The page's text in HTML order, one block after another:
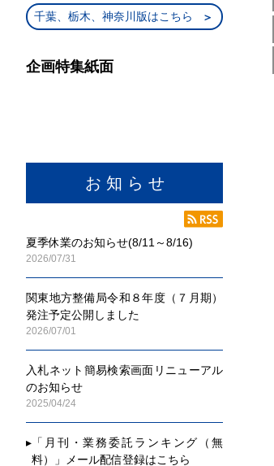
千葉、栃木、神奈川版はこちら
企画特集紙面
お 知 ら せ
夏季休業のお知らせ(8/11～8/16)
2026/07/31
関東地方整備局令和８年度（７月期）
発注予定公開しました
2026/07/01
入札ネット簡易検索画面リニューアル
のお知らせ
2025/04/24
▸ 「月刊・業務委託ランキング（無
料）」メール配信登録はこちら